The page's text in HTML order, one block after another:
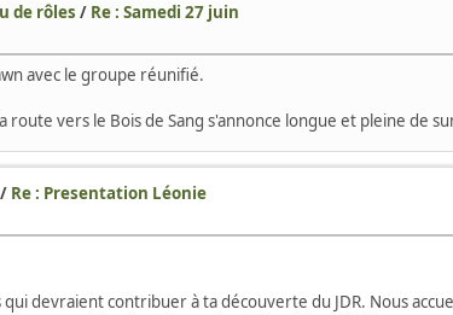
de rôles / Re : Samedi 27 juin
avec le groupe réunifié.
route vers le Bois de Sang s'annonce longue et pleine de
/ Re : Presentation Léonie
devraient contribuer à ta découverte du JDR. Nous